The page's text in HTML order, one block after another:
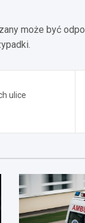
może być
ulice